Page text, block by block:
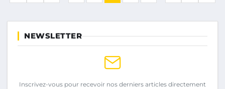
NEWSLETTER
Inscrivez-vous pour recevoir nos derniers articles directement